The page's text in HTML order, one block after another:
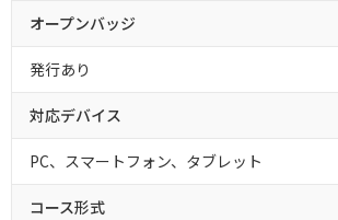
オープンバッジ
発行あり
対応デバイス
PC、スマートフォン、タブレット
コース形式